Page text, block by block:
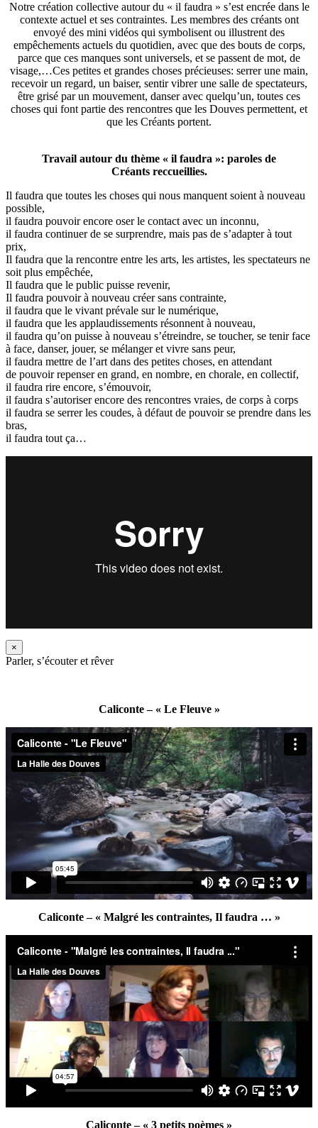
Notre création collective autour du « il faudra » s’est encrée dans le
contexte actuel et ses contraintes. Les membres des créants ont
envoyé des mini vidéos qui symbolisent ou illustrent des
empêchements actuels du quotidien, avec que des bouts de corps,
parce que ces manques sont universels, et se passent de mot, de
visage,…Ces petites et grandes choses précieuses: serrer une main,
recevoir un regard, un baiser, sentir vibrer une salle de spectateurs,
être grisé par un mouvement, danser avec quelqu’un, toutes ces
choses qui font partie des rencontres que les Douves permettent, et
que les Créants portent.
Travail autour du thème « il faudra »: paroles de
Créants reccueillies.
Il faudra que toutes les choses qui nous manquent soient à nouveau
possible,
il faudra pouvoir encore oser le contact avec un inconnu,
il faudra continuer de se surprendre, mais pas de s’adapter à tout
prix,
Il faudra que la rencontre entre les arts, les artistes, les spectateurs ne
soit plus empêchée,
Il faudra que le public puisse revenir,
Il faudra pouvoir à nouveau créer sans contrainte,
il faudra que le vivant prévale sur le numérique,
il faudra que les applaudissements résonnent à nouveau,
il faudra qu’on puisse à nouveau s’étreindre, se toucher, se tenir face
à face, danser, jouer, se mélanger et vivre sans peur,
il faudra mettre de l’art dans des petites choses, en attendant
de pouvoir repenser en grand, en nombre, en chorale, en collectif,
il faudra rire encore, s’émouvoir,
il faudra s’autoriser encore des rencontres vraies, de corps à corps
il faudra se serrer les coudes, à défaut de pouvoir se prendre dans les
bras,
il faudra tout ça…
×
Parler, s’écouter et rêver
Caliconte – « Le Fleuve »
Caliconte – « Malgré les contraintes, Il faudra … »
Caliconte – « 3 petits poèmes »